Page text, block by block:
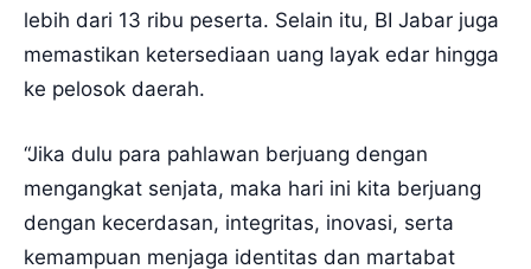
lebih dari 13 ribu peserta. Selain itu, BI Jabar juga
memastikan ketersediaan uang layak edar hingga
ke pelosok daerah.
“Jika dulu para pahlawan berjuang dengan
mengangkat senjata, maka hari ini kita berjuang
dengan kecerdasan, integritas, inovasi, serta
kemampuan menjaga identitas dan martabat